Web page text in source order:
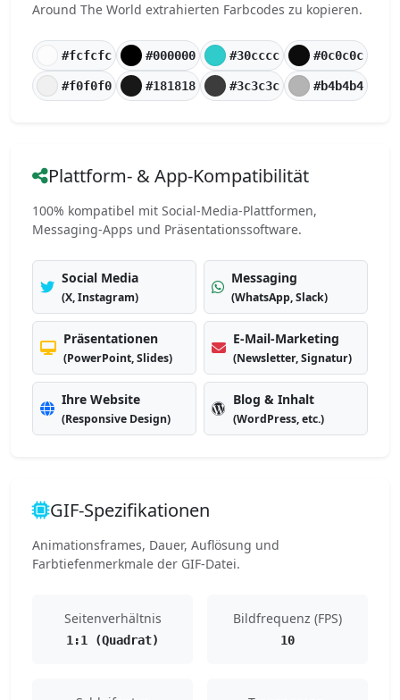
Around The World extrahierten Farbcodes zu kopieren.
#fcfcfc #000000 #30cccc #0c0c0c
#f0f0f0 #181818 #3c3c3c #b4b4b4
Plattform- & App-Kompatibilität
100% kompatibel mit Social-Media-Plattformen,
Messaging-Apps und Präsentationssoftware.
Social Media
(X, Instagram)
Messaging
(WhatsApp, Slack)
Präsentationen
(PowerPoint, Slides)
E-Mail-Marketing
(Newsletter, Signatur)
Ihre Website
(Responsive Design)
Blog & Inhalt
(WordPress, etc.)
GIF-Spezifikationen
Animationsframes, Dauer, Auflösung und
Farbtiefenmerkmale der GIF-Datei.
Seitenverhältnis
1:1 (Quadrat)
Bildfrequenz (FPS)
10